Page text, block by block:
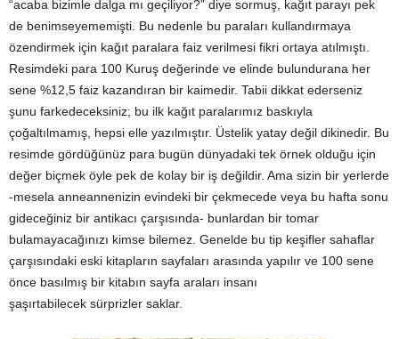
“acaba bizimle dalga mı geçiliyor?” diye sormuş, kağıt parayı pek
de benimseyememişti. Bu nedenle bu paraları kullandırmaya
özendirmek için kağıt paralara faiz verilmesi fikri ortaya atılmıştı.
Resimdeki para 100 Kuruş değerinde ve elinde bulundurana her
sene %12,5 faiz kazandıran bir kaimedir. Tabii dikkat ederseniz
şunu farkedeceksiniz; bu ilk kağıt paralarımız baskıyla
çoğaltılmamış, hepsi elle yazılmıştır. Üstelik yatay değil dikinedir. Bu
resimde gördüğünüz para bugün dünyadaki tek örnek olduğu için
değer biçmek öyle pek de kolay bir iş değildir. Ama sizin bir yerlerde
-mesela anneannenizin evindeki bir çekmecede veya bu hafta sonu
gideceğiniz bir antikacı çarşısında- bunlardan bir tomar
bulamayacağınızı kimse bilemez. Genelde bu tip keşifler sahaflar
çarşısındaki eski kitapların sayfaları arasında yapılır ve 100 sene
önce basılmış bir kitabın sayfa araları insanı
şaşırtabilecek sürprizler saklar.